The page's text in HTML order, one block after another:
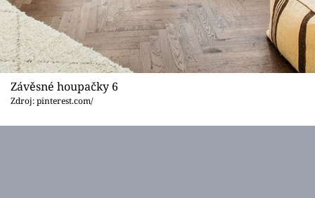
Závěsné houpačky 6
Zdroj: pinterest.com/